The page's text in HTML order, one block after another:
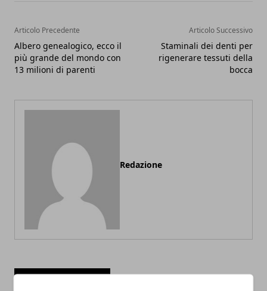
Articolo Precedente
Albero genealogico, ecco il
più grande del mondo con
13 milioni di parenti
Articolo Successivo
Staminali dei denti per
rigenerare tessuti della
bocca
Redazione
ARTICOLI CORRELATI